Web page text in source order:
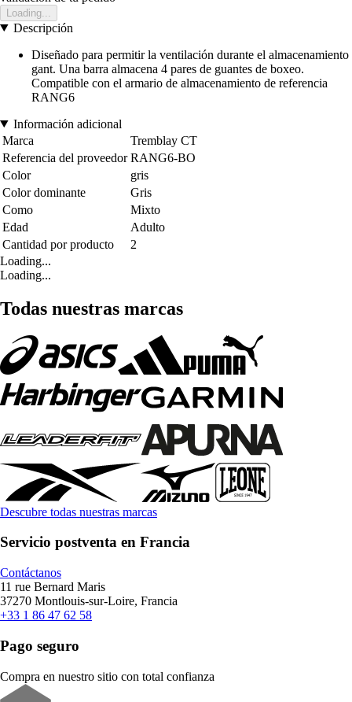
Loading...
Descripción
Diseñado para permitir la ventilación durante el almacenamiento
gant. Una barra almacena 4 pares de guantes de boxeo.
Compatible con el armario de almacenamiento de referencia
RANG6
Información adicional
Marca
Tremblay CT
Referencia del proveedor RANG6-BO
Color
gris
Color dominante
Gris
Como
Mixto
Edad
Adulto
Cantidad por producto
2
Loading...
Loading...
Todas nuestras marcas
Descubre todas nuestras marcas
Servicio postventa en Francia
Contáctanos
11 rue Bernard Maris
37270 Montlouis-sur-Loire, Francia
+33 1 86 47 62 58
Pago seguro
Compra en nuestro sitio con total confianza